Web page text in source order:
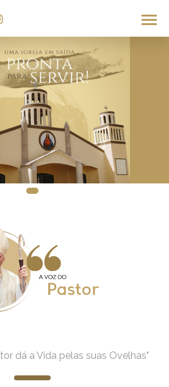
dá a Vida pelas suas Ovelhas"